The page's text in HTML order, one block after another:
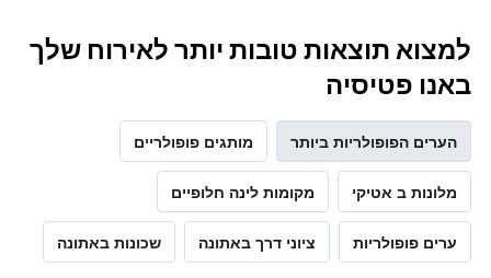
למצוא תוצאות טובות יותר לאירוח שלך
באנו פטיסיה
הערים הפופולריות ביותר מותגים פופולריים
מלונות ב אטיקי מקומות לינה חלופיים
ערים פופולריות ציוני דרך באתונה שכונות באתונה